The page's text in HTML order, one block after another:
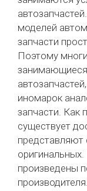
моделей
запчасти
Поэтому
иномарок
запчасти. Как
существует
произведены